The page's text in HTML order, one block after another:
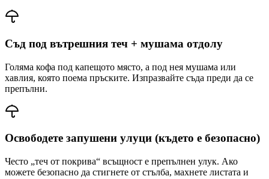
Съд под вътрешния теч + мушама отдолу
Голяма кофа под капещото място, а под нея мушама или
хавлия, която поема пръските. Изпразвайте съда преди да се
препълни.
Освободете запушени улуци (където е безопасно)
Често „теч от покрива“ всъщност е препълнен улук. Ако
можете безопасно да стигнете от стълба, махнете листата и